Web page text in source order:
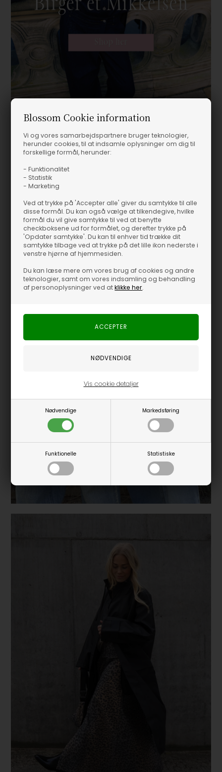
Blossom Cookie information
Vi og vores samarbejdspartnere bruger teknologier,
herunder cookies, til at indsamle oplysninger om dig til
forskellige formål, herunder:
- Funktionalitet
- Statistik
- Marketing
Ved at trykke på 'Accepter alle' giver du samtykke til alle
disse formål. Du kan også vælge at tilkendegive, hvilke
formål du vil give samtykke til ved at benytte
checkboksene ud for formålet, og derefter trykke på
'Opdater samtykke'. Du kan til enhver tid trække dit
samtykke tilbage ved at trykke på det lille ikon nederste i
venstre hjørne af hjemmesiden.
Du kan læse mere om vores brug af cookies og andre
teknologier, samt om vores indsamling og behandling
af personoplysninger ved atklikke her.
Nødvendige Markedsføring
Funktionelle Statistiske
Vis cookie detaljer